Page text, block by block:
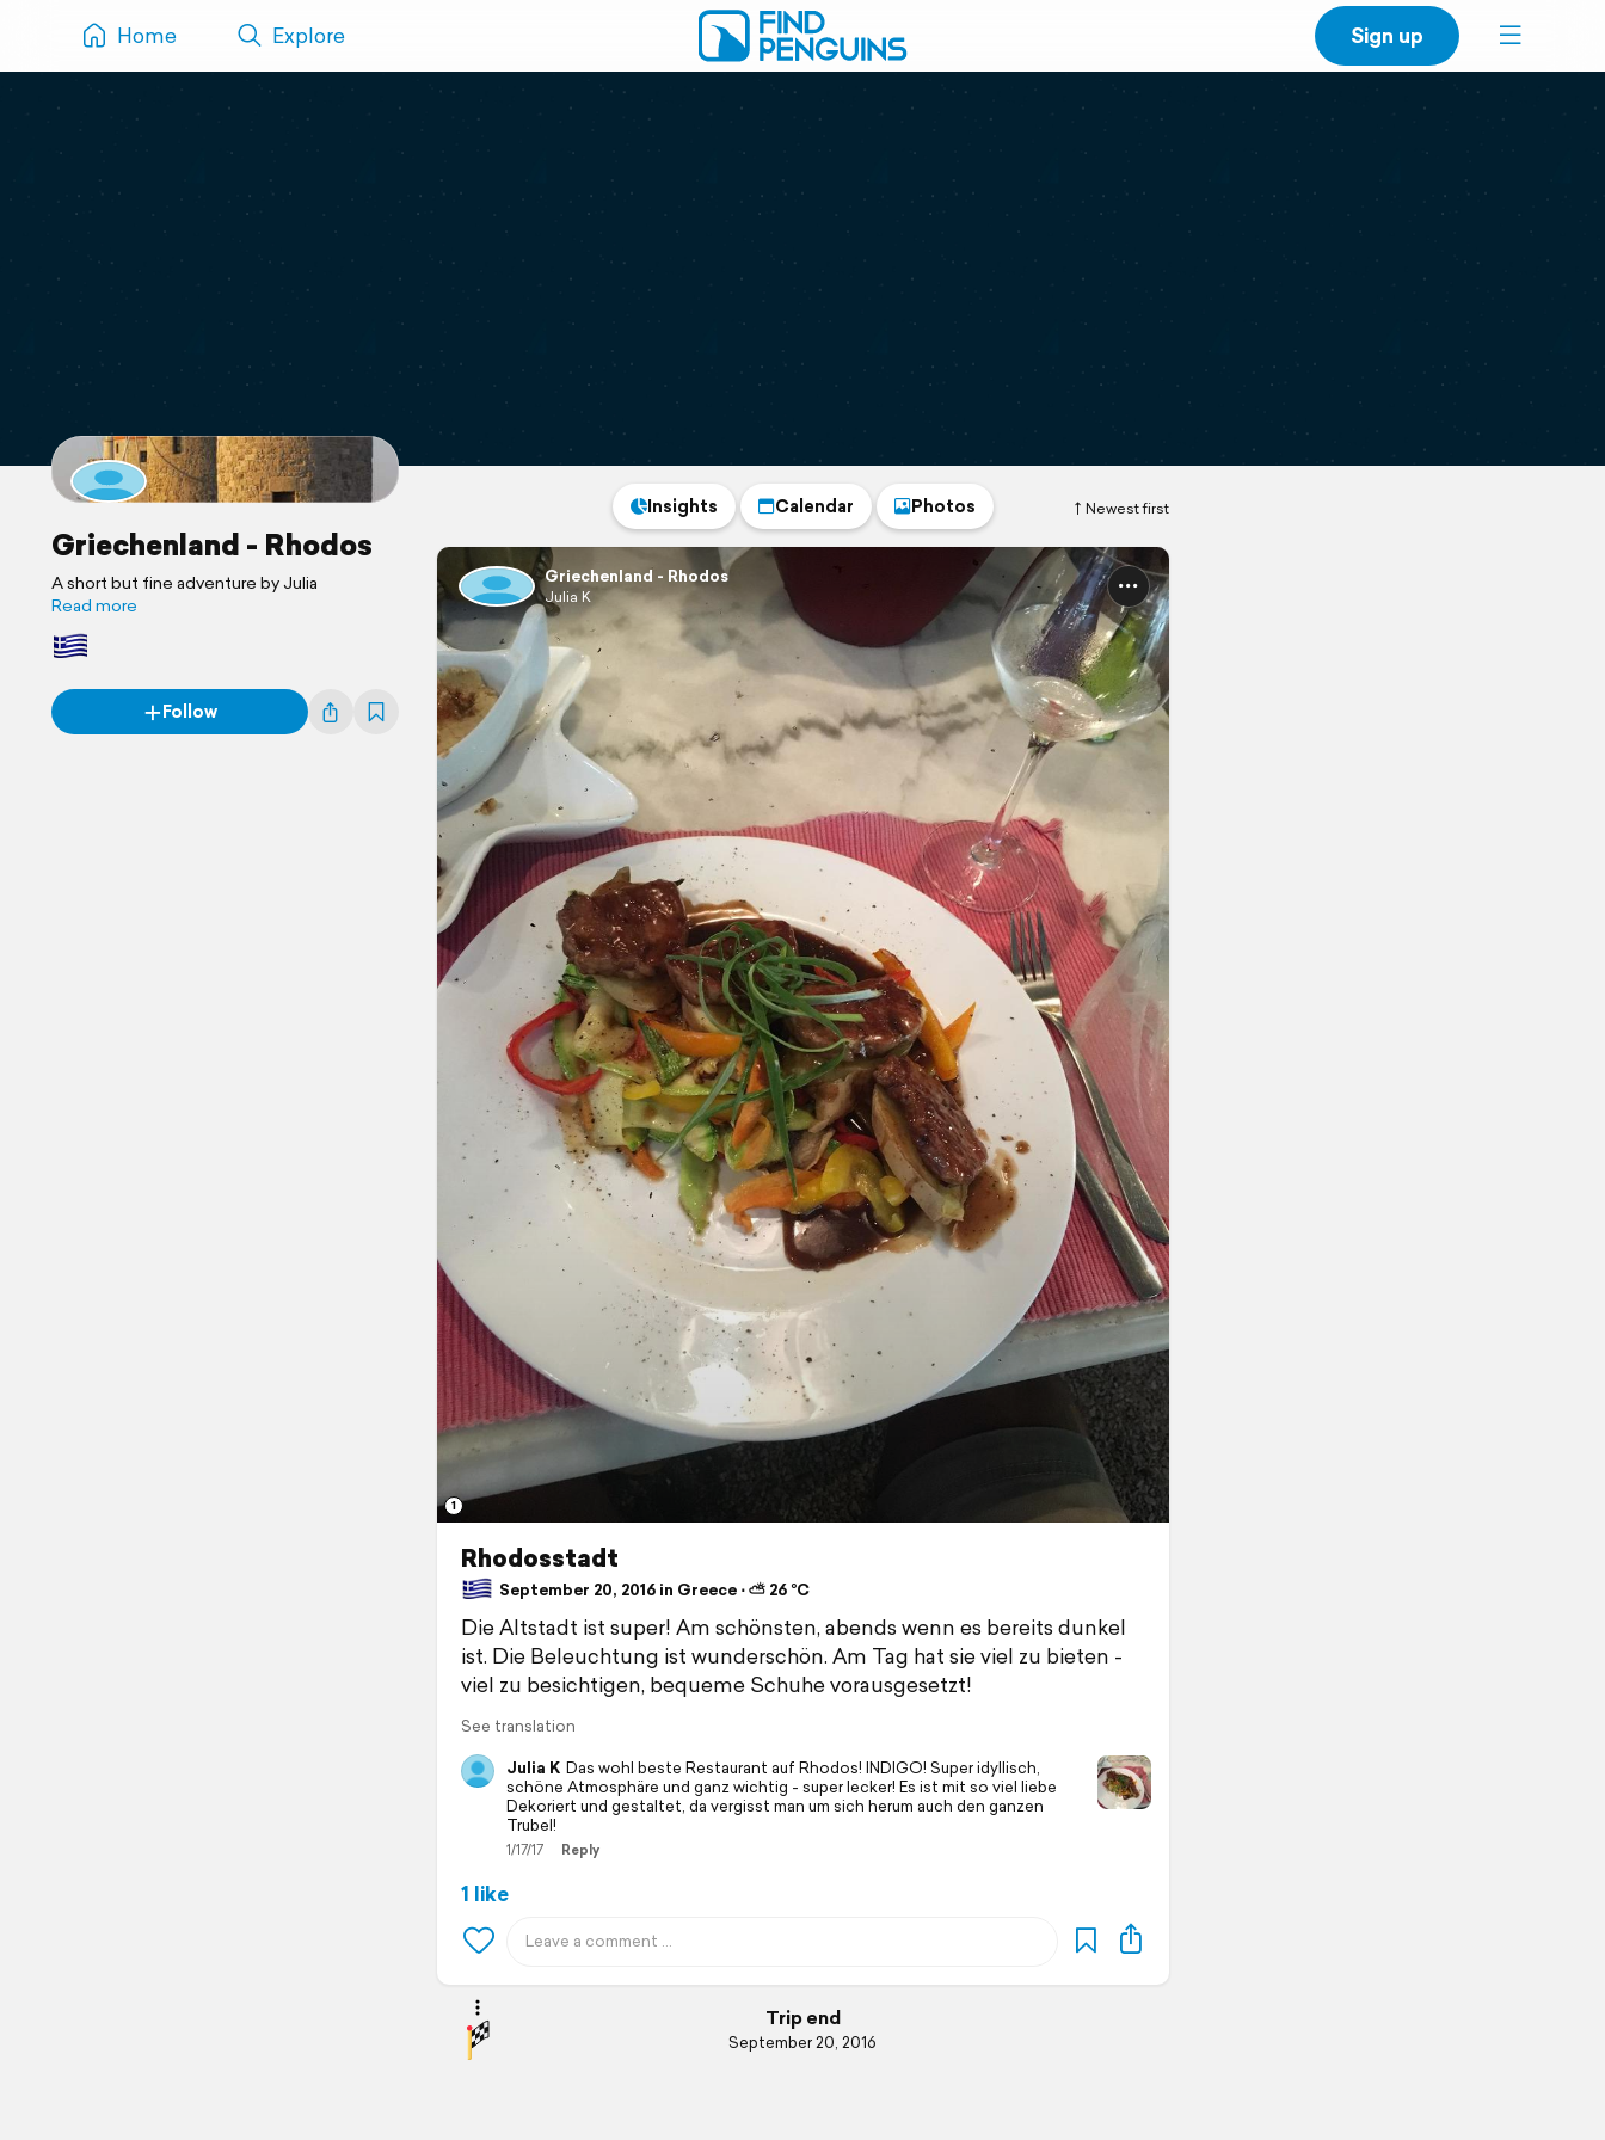
Home Explore Sign up
Griechenland - Rhodos
A short but fine adventure by Julia
Read more
Follow
Newest first
Insights Calendar Photos
Griechenland - Rhodos
Julia K
1
Rhodosstadt
September 20, 2016 in Greece ⋅ ⛅ 26 °C
Die Altstadt ist super! Am schönsten, abends wenn es bereits dunkel
ist. Die Beleuchtung ist wunderschön. Am Tag hat sie viel zu bieten -
viel zu besichtigen, bequeme Schuhe vorausgesetzt!
See translation
Julia K Das wohl beste Restaurant auf Rhodos! INDIGO! Super idyllisch,
schöne Atmosphäre und ganz wichtig - super lecker! Es ist mit so viel liebe
Dekoriert und gestaltet, da vergisst man um sich herum auch den ganzen
Trubel!
1/17/17 Reply
1 like
Trip end
September 20, 2016